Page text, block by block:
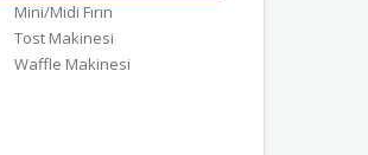
Mini/Midi Fırın
Tost Makinesi
Waffle Makinesi